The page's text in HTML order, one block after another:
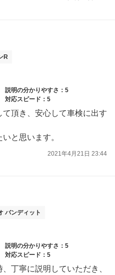
R
説明の分かりやすさ：5
対応スピード：5
頂き、安心して車検に出す
と思います。
2021年4月21日 23:44
バンディット
説明の分かりやすさ：5
対応スピード：5
丁寧に説明していただき、